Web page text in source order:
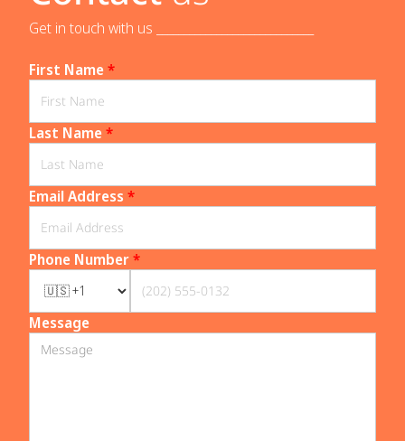
Get in touch with us _____________________________
First Name*
Last Name*
Email Address *
Phone Number*
Message